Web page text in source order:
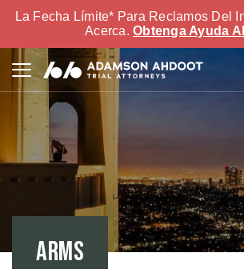
La Fecha Límite* Para Reclamos Del
Acerca. Obtenga Ayuda
Arms